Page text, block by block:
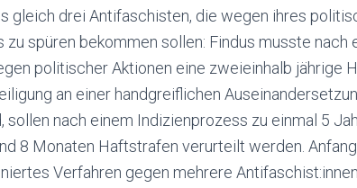
gleich drei Antifaschisten, die wegen ihres
zu spüren bekommen sollen: Findus musste nach
politischer Aktionen eine zweieinhalb jährige
an einer handgreiflichen
nach einem Indizienprozess zu einmal 5
8 Monaten Haftstrafen verurteilt werden.
Verfahren gegen mehrere A